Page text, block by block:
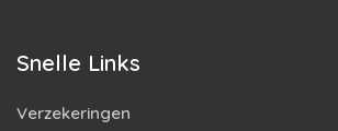
Snelle Links
Verzekeringen